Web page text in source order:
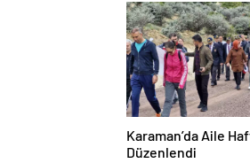
Karaman’da Aile
Düzenlendi